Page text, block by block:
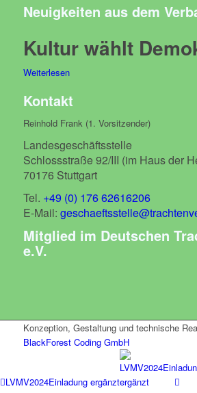
Neuigkeiten aus dem
Kultur wählt
Weiterlesen
Kontakt
Reinhold Frank (1. Vorsitzender)
Landesgeschäftsstelle
Schlossstraße 92/III (im Haus der
70176 Stuttgart
Tel. +49 (0) 176 62616206
E-Mail:
Mitglied im Deutschen
e.V.
Konzeption, Gestaltung und technische
BlackForest Coding GmbH
LVMV2024Einladung ergänzt